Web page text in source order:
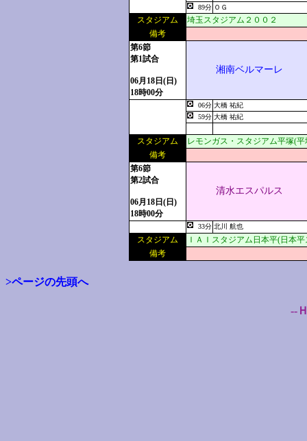
89分 ＯＧ
スタジアム
埼玉スタジアム２００２
備考
第6節
第1試合
06月18日(日)
18時00分
湘南ベルマーレ
06分 大橋 祐紀
59分 大橋 祐紀
スタジアム
レモンガス・スタジアム平塚(平
備考
第6節
第2試合
06月18日(日)
18時00分
清水エスパルス
33分 北川 航也
スタジアム
ＩＡＩスタジアム日本平(日本
備考
>ページの先頭へ
--